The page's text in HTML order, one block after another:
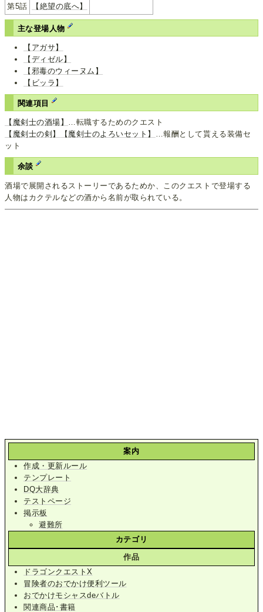
第5話
【絶望の底へ】
主な登場人物
【アガサ】
【ディゼル】
【邪毒のウィーヌム】
【ビッラ】
関連項目
【魔剣士の酒場】 …転職するためのクエスト
【魔剣士の剣】
【魔剣士のよろいセット】 …報酬として貰える装備セ
ット
余談
酒場で展開されるストーリーであるためか、このクエストで登場する
人物はカクテルなどの酒から名前が取られている。
案内
作成・更新ルール
テンプレート
DQ大辞典
テストページ
掲示板
避難所
カテゴリ
作品
ドラゴンクエストX
冒険者のおでかけ便利ツール
おでかけモシャスdeバトル
関連商品･書籍